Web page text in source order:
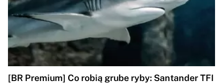
[BR Premium] Co robią grube ryby: Santander TFI